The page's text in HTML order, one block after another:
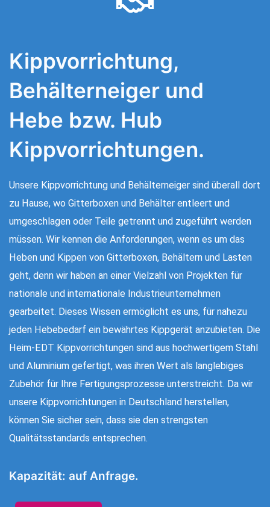
Kippvorrichtung,
Behälterneiger und
Hebe bzw. Hub
Kippvorrichtungen.
Unsere Kippvorrichtung und Behälterneiger sind überall dort
zu Hause, wo Gitterboxen und Behälter entleert und
umgeschlagen oder Teile getrennt und zugeführt werden
müssen. Wir kennen die Anforderungen, wenn es um das
Heben und Kippen von Gitterboxen, Behältern und Lasten
geht, denn wir haben an einer Vielzahl von Projekten für
nationale und internationale Industrieunternehmen
gearbeitet. Dieses Wissen ermöglicht es uns, für nahezu
jeden Hebebedarf ein bewährtes Kippgerät anzubieten. Die
Heim-EDT Kippvorrichtungen sind aus hochwertigem Stahl
und Aluminium gefertigt, was ihren Wert als langlebiges
Zubehör für Ihre Fertigungsprozesse unterstreicht. Da wir
unsere Kippvorrichtungen in Deutschland herstellen,
können Sie sicher sein, dass sie den strengsten
Qualitätsstandards entsprechen.
Kapazität: auf Anfrage.